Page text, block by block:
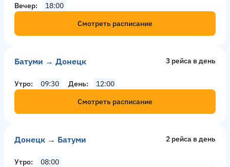
Вечер
18:00
Смотреть расписание
Батуми → Донецк 3 рейсa в день
Утро 09:30 День
12:00
Смотреть расписание
Донецк → Батуми 2 рейсa в день
Утро
08:00